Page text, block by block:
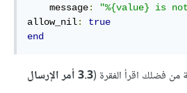
    message
: "%{value} is
allow_nil:
true
end
من فضلك اقرأ الفقرة (
3.3 أمر الإرسال